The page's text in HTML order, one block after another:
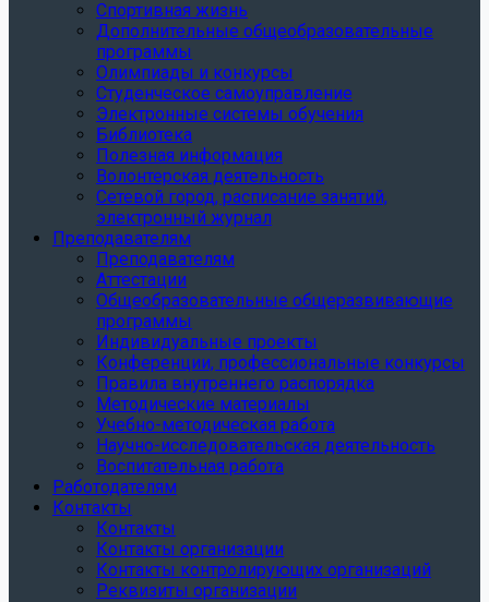
Спортивная жизнь
Дополнительные общеобразовательные
программы
Олимпиады и конкурсы
Студенческое самоуправление
Электронные системы обучения
Библиотека
Полезная информация
Волонтерская деятельность
Сетевой город, расписание занятий,
электронный журнал
Преподавателям
Преподавателям
Аттестации
Общеобразовательные общеразвивающие
программы
Индивидуальные проекты
Конференции, профессиональные конкурсы
Правила внутреннего распорядка
Методические материалы
Учебно-методическая работа
Научно-исследовательская деятельность
Воспитательная работа
Работодателям
Контакты
Контакты
Контакты организации
Контакты контролирующих организаций
Реквизиты организации